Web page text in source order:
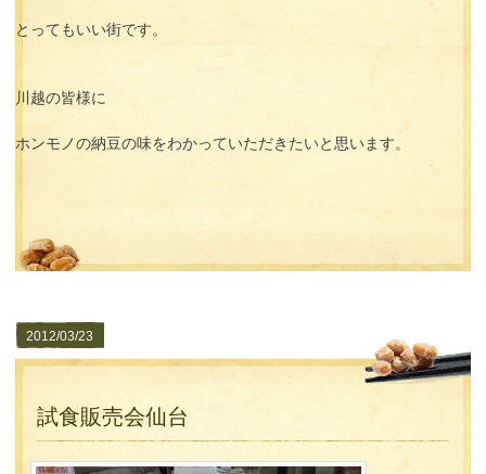
とってもいい街です。
川越の皆様に
ホンモノの納豆の味をわかっていただきたいと思います。
2012/03/23
試食販売会仙台